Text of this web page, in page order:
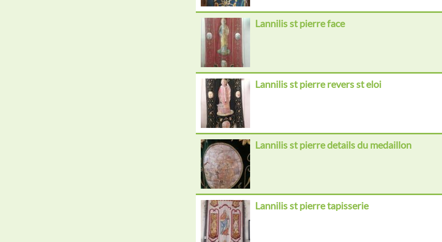
Lannilis st pierre face
Lannilis st pierre revers st eloi
Lannilis st pierre details du medaillon
Lannilis st pierre tapisserie